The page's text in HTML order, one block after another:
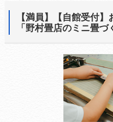
【満員】【自館受付
「野村畳店のミニ畳づ